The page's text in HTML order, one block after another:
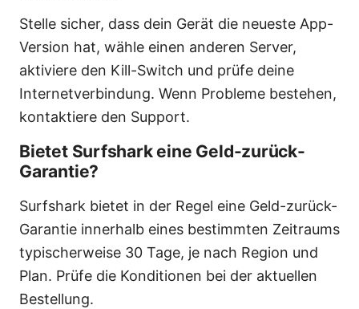
Stelle sicher, dass dein Gerät die neueste App-
Version hat, wähle einen anderen Server,
aktiviere den Kill-Switch und prüfe deine
Internetverbindung. Wenn Probleme bestehen,
kontaktiere den Support.
Bietet Surfshark eine Geld-zurück-
Garantie?
Surfshark bietet in der Regel eine Geld-zurück-
Garantie innerhalb eines bestimmten Zeitraums
typischerweise 30 Tage, je nach Region und
Plan. Prüfe die Konditionen bei der aktuellen
Bestellung.